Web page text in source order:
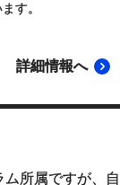
す。
詳細情報へ
所属ですが、